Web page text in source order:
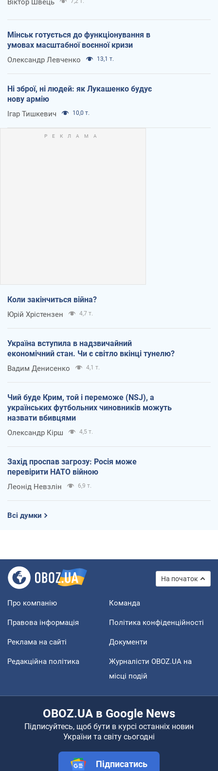
Віктор Швець
Мінськ готується до функціонування в
умовах масштабної воєнної кризи
Олександр Левченко 13,1 т.
Ні зброї, ні людей: як Лукашенко будує
нову армію
Ігар Тишкевич 10,0 т.
Коли закінчиться війна?
Юрій Хрістензен 4,7 т.
Україна вступила в надзвичайний
економічний стан. Чи є світло вкінці тунелю?
Вадим Денисенко 4,1 т.
Чий буде Крим, той і переможе (NSJ), а
українських футбольних чиновників можуть
назвати вбивцями
Олександр Кірш 4,5 т.
Захід проспав загрозу: Росія може
перевірити НАТО війною
Леонід Невзлін 6,9 т.
Всі думки
На початок
Про компанію Команда
Правова інформація Політика конфіденційності
Реклама на сайті Документи
Редакційна політика
Журналісти OBOZ.UA на
місці подій
OBOZ.UA в Google News
Підписуйтесь, щоб бути в курсі останніх новин
України та світу сьогодні
Підписатись